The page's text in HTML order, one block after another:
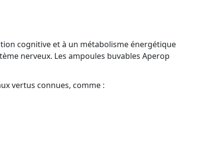
cognitive et à un métabolisme énergétique
nerveux. Les ampoules buvables Aperop
vertus connues, comme :